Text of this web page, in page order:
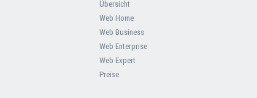
Übersicht
Web Home
Web Business
Web Enterprise
Web Expert
Preise